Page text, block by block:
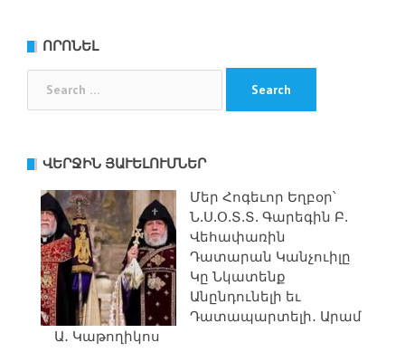
ՈՐՈՆԵԼ
ՎԵՐՋԻՆ ՅԱՒԵԼՈՒՄՆԵՐ
Մեր Հոգեւոր Եղբօր՝
Ն.Ս.Օ.Տ.Տ. Գարեգին Բ.
Վեհափառին
Դատարան Կանչուիլը
Կը Նկատենք
Անընդունելի եւ
Դատապարտելի․ Արամ
Ա․ Կաթողիկոս